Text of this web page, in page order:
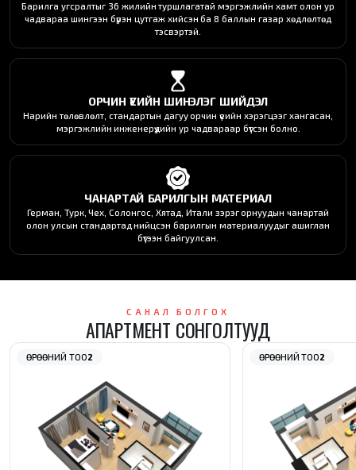
Барилга угсралтыг 36 жилийн туршлагатай мэргэжлийн хамт олон ур
чадвараа шингээн бүрэн цутгаж хийсэн ба 8 баллын газар хөдлөлтөд
тэсвэртэй.
ОРЧИН ҮЕИЙН ШИНЭЛЭГ ШИЙДЭЛ
Нарийн төлөвлөлт, стандартын дагуу орчин үеийн хэрэгцээг хангасан,
мэргэжлийн инженерүүдийн ур чадвараар бүтсэн болно.
ЧАНАРТАЙ БАРИЛГЫН МАТЕРИАЛ
Герман, Турк, Чех, Солонгос, Хятад, Итали зэрэг орнуудын чанартай
олон улсын стандартад нийцсэн барилгын материалуудыг ашиглан
бүтээн байгуулсан.
САНАЛ БОЛГОХ
АПАРТМЕНТ СОНГОЛТУУД
ӨРӨӨНИЙ ТОО2 ӨРӨӨНИЙ ТОО2